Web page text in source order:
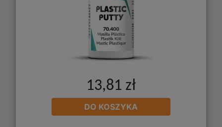
13,81 zł
DO KOSZYKA